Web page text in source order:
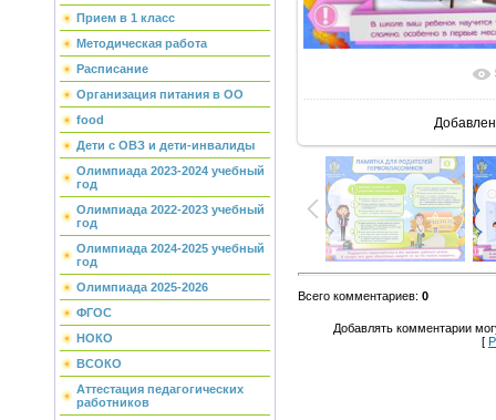
Прием в 1 класс
Методическая работа
Расписание
Организация питания в ОО
food
Дети с ОВЗ и дети-инвалиды
Олимпиада 2023-2024 учебный
год
Олимпиада 2022-2023 учебный
год
Олимпиада 2024-2025 учебный
год
Олимпиада 2025-2026
ФГОС
НОКО
ВСОКО
Аттестация педагогических
работников
В
Всего комментариев: 0
Добавлять комментарии
[